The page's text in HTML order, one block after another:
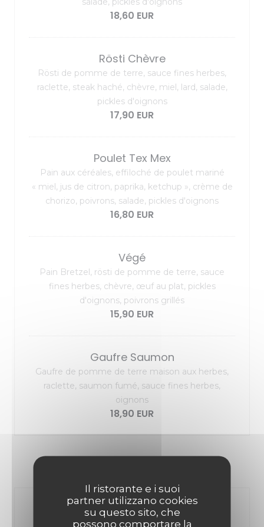
Il ristorante e i suoi
partner utilizzano cookies
su questo sito, che
possono comportare la
18,60 EUR
Rösti Chèvre
Rösti de pomme de terre, sauce fines herbes,
raclette, steak haché, chèvre, miel, lard, salade,
pickles d'oignons
17,90 EUR
Poulet Tex Mex
Pain aux céréales, effiloché de poulet mariné
« miel, jus de citron, paprika, ketchup », crème de
chorizo, poivrons, salade, pickles d'oignons
16,80 EUR
Végé
Pain Bretzel, rösti de pomme de terre, sauce
fines herbes, chèvre, œuf au plat, pickles
d'oignons, poivrons grillés
15,90 EUR
Gaufre Saumon
Gaufre de pomme de terre maison aux herbes,
raclette, saumon fumé, sauce fines herbes,
oignons
18,90 EUR
MENU RAPIDO « uniquement le
midi semaine »